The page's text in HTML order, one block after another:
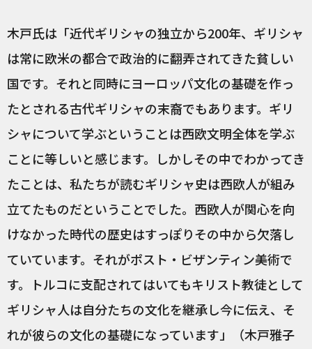
木戸氏は「近代ギリシャの独立から200年、ギリシャ
は常に欧米の都合で政治的に翻弄されてきた貧しい
国です。それと同時にヨーロッパ文化の基礎を作っ
たとされる古代ギリシャの末裔でもあります。ギリ
シャについて学ぶということは西欧文明全体を学ぶ
ことに等しいと感じます。しかしその中でわかってき
たことは、私たちが読むギリシャ史は西欧人が組み
立てたものだということでした。西欧人が関心を向
けなかった時代の歴史はすっぽりその中から欠落し
ていています。それがポスト・ビザンティン美術で
す。トルコに支配されてはいてもキリスト教徒として
ギリシャ人は自分たちの文化を継承し今に伝え、そ
れが彼らの文化の基礎になっています」（木戸雅子